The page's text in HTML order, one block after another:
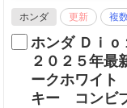
ホンダ 更新 複
ホンダ Ｄｉ
２０２５年
ークホワイ
キー コンビ